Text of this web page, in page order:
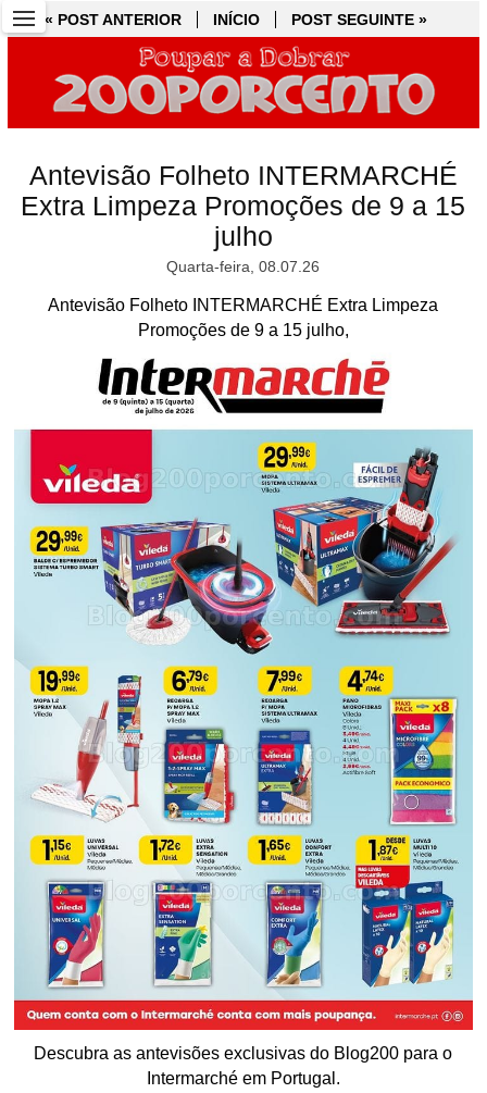
« POST ANTERIOR INÍCIO POST SEGUINTE »
Antevisão Folheto INTERMARCHÉ
Extra Limpeza Promoções de 9 a 15
julho
Quarta-feira, 08.07.26
Antevisão Folheto INTERMARCHÉ Extra Limpeza
Promoções de 9 a 15 julho,
Descubra as antevisões exclusivas do Blog200 para o
Intermarché em Portugal.
« POST ANTERIOR INÍCIO POST SEGUINTE »